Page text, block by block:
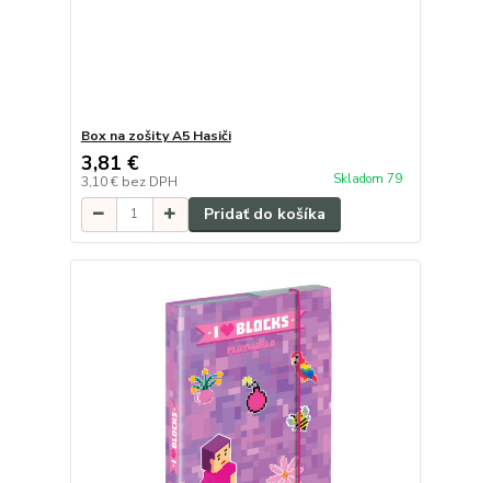
Box na zošity A5 Hasiči
3,81 €
3,10 € bez DPH Skladom 79
Pridať do košíka